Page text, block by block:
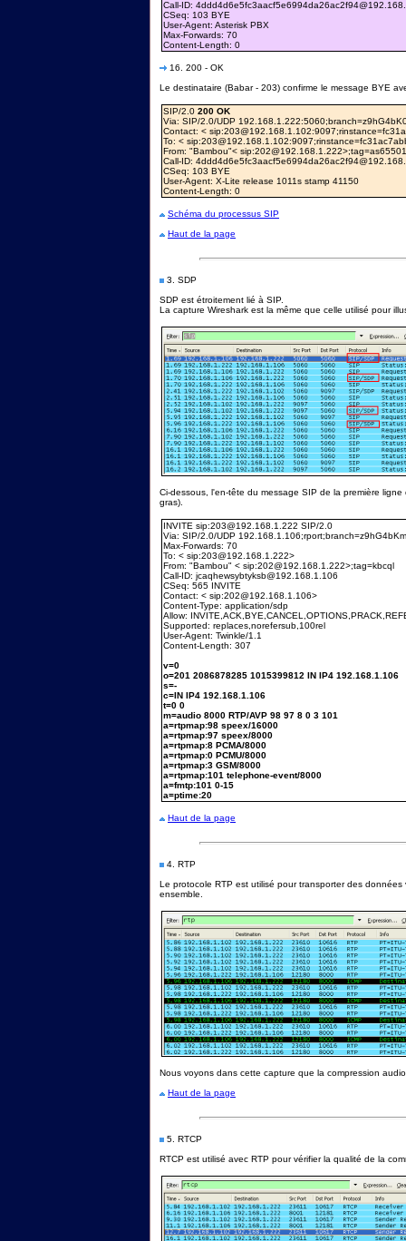
Call-ID:
CSeq: 103 BYE
User-Agent: Asterisk PBX
Max-Forwards: 70
Content-Length: 0
16. 200 - OK
Le destinataire (Babar - 203) confirme le message BYE
SIP/2.0 200 OK
Via: SIP/2.0/UDP
Contact: <
To: <
From: "Bambou"<
Call-ID:
CSeq: 103 BYE
User-Agent: X-Lite release 1011s stamp 41150
Content-Length: 0
Schéma du processus SIP
Haut de la page
3. SDP
SDP est étroitement lié à SIP.
La capture Wireshark est la même que celle utilisé pour
Ci-dessous, l'en-tête du message SIP de la première
gras).
INVITE sip:203@192.168.1.222 SIP/2.0
Via: SIP/2.0/UDP
Max-Forwards: 70
To: < sip:203@192.168.1.222>
From: "Bambou" < sip:202@192.168.1.222>;tag=kbcql
Call-ID: jcaqhewsybtyksb@192.168.1.106
CSeq: 565 INVITE
Contact: < sip:202@192.168.1.106>
Content-Type: application/sdp
Allow:
Supported: replaces,norefersub,100rel
User-Agent: Twinkle/1.1
Content-Length: 307
v=0
o=201 2086878285 1015399812 IN IP4 192.168.1.106
s=-
c=IN IP4 192.168.1.106
t=0 0
m=audio 8000 RTP/AVP 98 97 8 0 3 101
a=rtpmap:98 speex/16000
a=rtpmap:97 speex/8000
a=rtpmap:8 PCMA/8000
a=rtpmap:0 PCMU/8000
a=rtpmap:3 GSM/8000
a=rtpmap:101 telephone-event/8000
a=fmtp:101 0-15
a=ptime:20
Haut de la page
4. RTP
Le protocole RTP est utilisé pour transporter des
ensemble.
Nous voyons dans cette capture que la compression
Haut de la page
5. RTCP
RTCP est utilisé avec RTP pour vérifier la qualité de la